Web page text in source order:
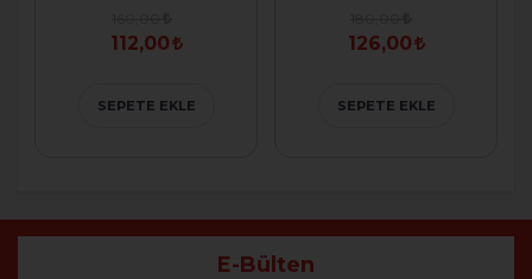
112,00
SEPETE EKLE
126,00
SEPETE EKLE
E-Bülten